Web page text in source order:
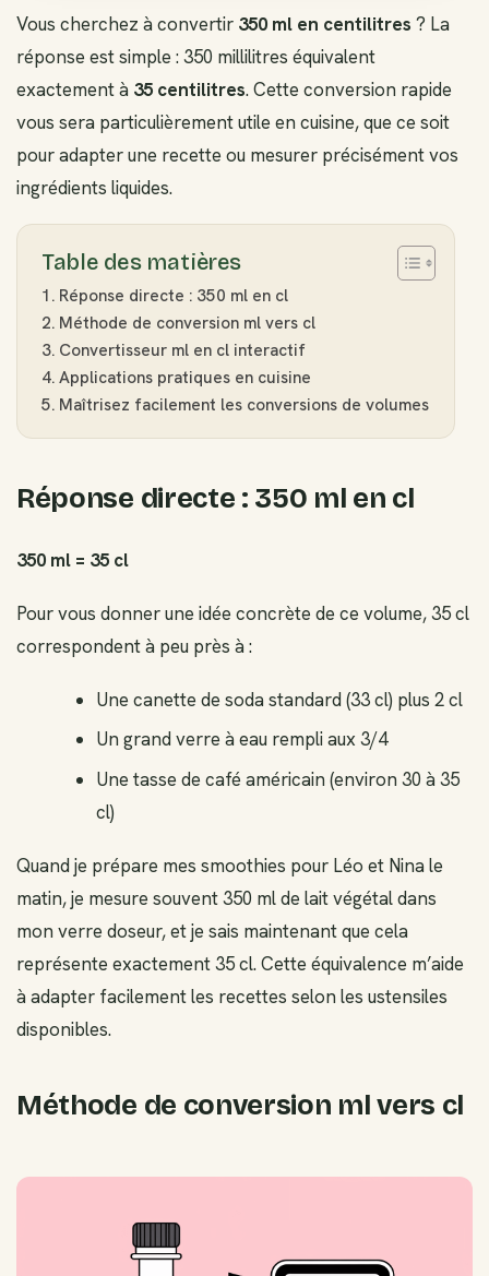
Vous cherchez à convertir 350 ml en centilitres ? La
réponse est simple : 350 millilitres équivalent
exactement à 35 centilitres. Cette conversion rapide
vous sera particulièrement utile en cuisine, que ce soit
pour adapter une recette ou mesurer précisément vos
ingrédients liquides.
Table des matières
Réponse directe : 350 ml en cl
Méthode de conversion ml vers cl
Convertisseur ml en cl interactif
Applications pratiques en cuisine
Maîtrisez facilement les conversions de volumes
Réponse directe : 350 ml en cl
350 ml = 35 cl
Pour vous donner une idée concrète de ce volume, 35 cl
correspondent à peu près à :
Une canette de soda standard (33 cl) plus 2 cl
Un grand verre à eau rempli aux 3/4
Une tasse de café américain (environ 30 à 35
cl)
Quand je prépare mes smoothies pour Léo et Nina le
matin, je mesure souvent 350 ml de lait végétal dans
mon verre doseur, et je sais maintenant que cela
représente exactement 35 cl. Cette équivalence m’aide
à adapter facilement les recettes selon les ustensiles
disponibles.
Méthode de conversion ml vers cl